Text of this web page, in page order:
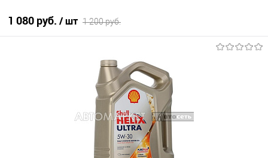
1 080 руб. / шт 1 200 руб.
В наличии